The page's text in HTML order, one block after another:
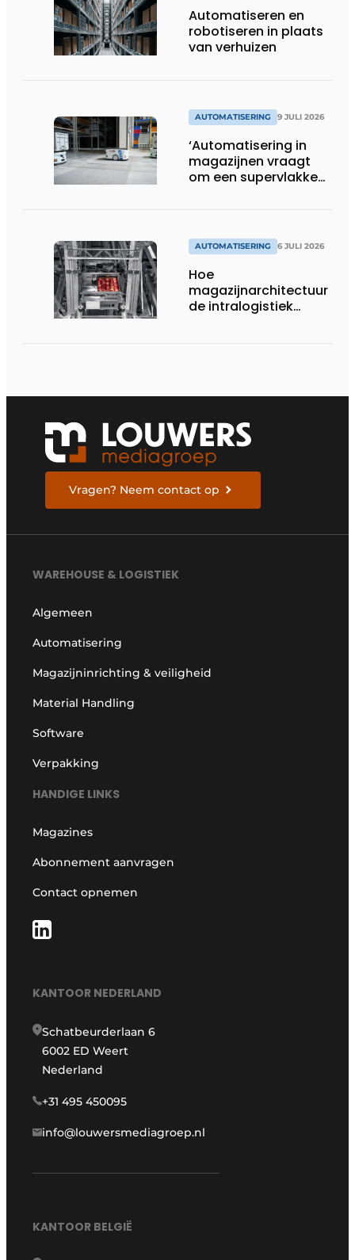
Automatiseren en
robotiseren in plaats
van verhuizen
AUTOMATISERING 9 JULI 2026
‘Automatisering in
magazijnen vraagt
om een supervlakke
AUTOMATISERING 6 JULI 2026
Hoe
magazijnarchitectuur
de intralogistiek
Vragen? Neem contact op
WAREHOUSE & LOGISTIEK
Algemeen
Automatisering
Magazijninrichting & veiligheid
Material Handling
Software
Verpakking
HANDIGE LINKS
Magazines
Abonnement aanvragen
Contact opnemen
KANTOOR NEDERLAND
Schatbeurderlaan 6
6002 ED Weert
Nederland
+31 495 450095
info@louwersmediagroep.nl
KANTOOR BELGIË